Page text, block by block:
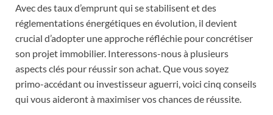
Avec des taux d’emprunt qui se stabilisent et des
réglementations énergétiques en évolution, il devient
crucial d’adopter une approche réfléchie pour concrétiser
son projet immobilier. Interessons-nous à plusieurs
aspects clés pour réussir son achat. Que vous soyez
primo-accédant ou investisseur aguerri, voici cinq conseils
qui vous aideront à maximiser vos chances de réussite.